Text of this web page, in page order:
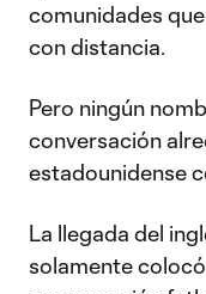
comunidades
con distancia.
Pero ningún
conversación
estadounidense
La llegada del
solamente